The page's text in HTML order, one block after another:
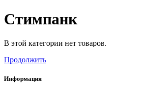
Стимпанк
В этой категории нет товаров.
Продолжить
Информация